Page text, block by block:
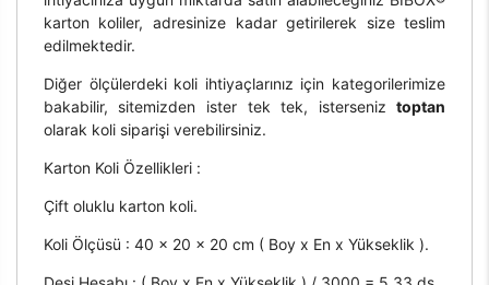
karton koliler, adresinize kadar getirilerek size teslim
edilmektedir.
Diğer ölçülerdeki koli ihtiyaçlarınız için kategorilerimize
bakabilir, sitemizden ister tek tek, isterseniztoptan
olarak koli siparişi verebilirsiniz.
Karton Koli Özellikleri :
Çift oluklu karton koli.
Koli Ölçüsü : 40 x 20 x 20 cm ( Boy x En x Yükseklik ).